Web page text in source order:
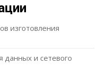
изготовления
данных и сетевого